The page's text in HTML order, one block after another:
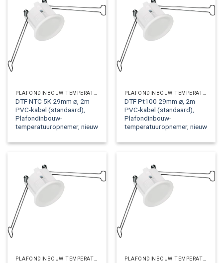
DTF NTC 5K 29mm ⌀, 2m
PVC-kabel (standaard),
Plafondinbouw-
temperatuuropnemer, nieuw
DTF Pt100 29mm ⌀, 2m
PVC-kabel (standaard),
Plafondinbouw-
temperatuuropnemer, nieuw
PLAFONDINBOUW TEMPERATUUROPNEMERS PLAFONDINBOUW TEMPERATUUROPNEMERS